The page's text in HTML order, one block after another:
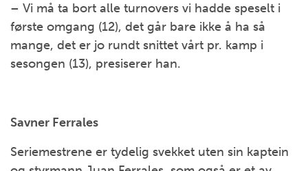
– Vi må ta bort alle turnovers vi hadde speselt i
første omgang (12), det går bare ikke å ha så
mange, det er jo rundt snittet vårt pr. kamp i
sesongen (13), presiserer han.
Savner Ferrales
Seriemestrene er tydelig svekket uten sin kaptein